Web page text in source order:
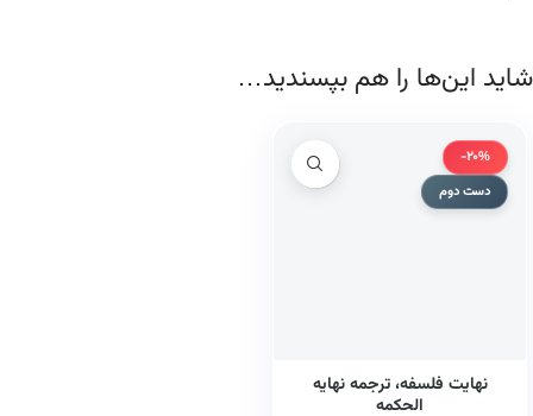
شاید این‌ها را هم بپسندید…
-20%
دست دوم
نهایت فلسفه، ترجمه نهایه
الحکمه